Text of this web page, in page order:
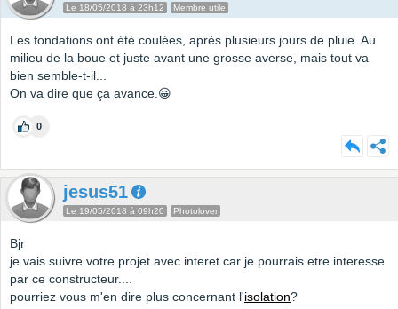
Le 18/05/2018 à 23h12 Membre utile
Les fondations ont été coulées, après plusieurs jours de pluie. Au
milieu de la boue et juste avant une grosse averse, mais tout va
bien semble-t-il...
On va dire que ça avance.😀
0
jesus51
Le 19/05/2018 à 09h20 Photolover
Bjr
je vais suivre votre projet avec interet car je pourrais etre interesse
par ce constructeur....
pourriez vous m'en dire plus concernant l'isolation?